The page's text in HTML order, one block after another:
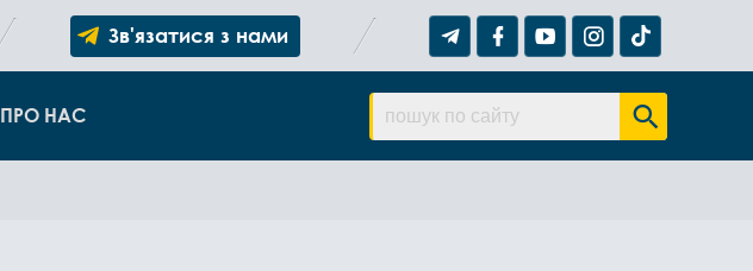
Зв'язатися з нами
ПРО НАС